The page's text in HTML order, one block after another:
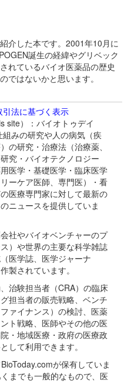
介した本です。2001年10月に
誕生の経緯やグリベック
れているバイオ医薬品の歴史
ではないかと思います。
引法に基づく表示
site）：バイオトゥデイ
組みの研究や人の病気（疾
の研究・治療法（治療薬、
究・バイオテクノロジー
医学・基礎医学・臨床医学
ーケア医師、専門医）・看
医療専門家に対して最新の
ニュースを提供していま
社やバイオベンチャーのプ
）や世界の主要な科学雑誌
医学誌、医学ジャーナ
製されています。
治験担当者（CRA）の臨床
担当者の販売戦略、ベンチ
ァイナンス）の検討、医薬
ト戦略、医師やその他の医
・地域医療・政府の医療政
して利用できます。
が保有していま
までも一般的なもので、医